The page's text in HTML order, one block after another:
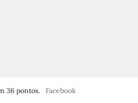
36 pontos. Facebook